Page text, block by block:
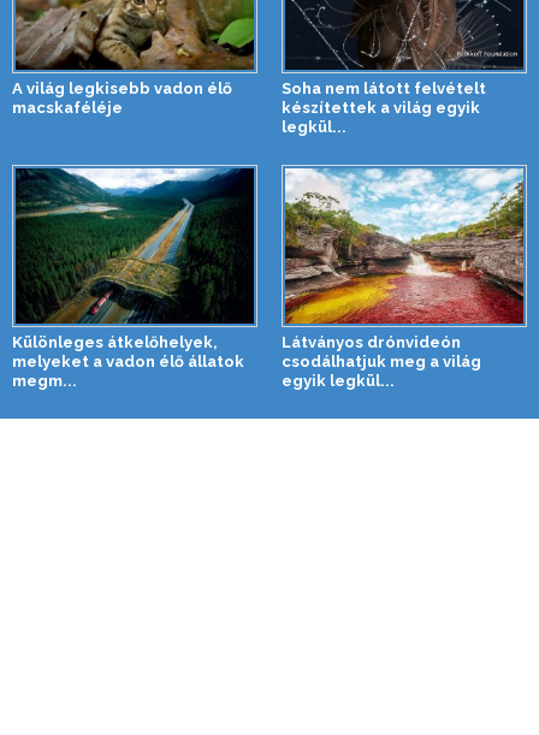
A világ legkisebb vadon élő
macskaféléje
Soha nem látott felvételt
készítettek a világ egyik
legkül...
Különleges átkelőhelyek,
melyeket a vadon élő állatok
megm...
Látványos drónvideón
csodálhatjuk meg a világ
egyik legkül...